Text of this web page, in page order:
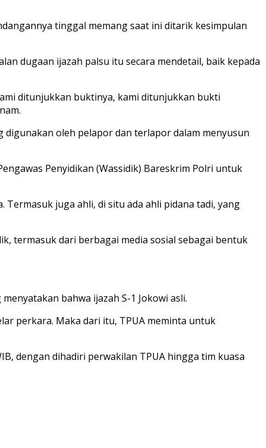
tinggal memang saat ini ditarik kesimpulan
dugaan ijazah palsu itu secara mendetail, baik kepada
ditunjukkan buktinya, kami ditunjukkan bukti
oleh pelapor dan terlapor dalam menyusun
Penyidikan (Wassidik) Bareskrim Polri untuk
juga ahli, di situ ada ahli pidana tadi, yang
termasuk dari berbagai media sosial sebagai bentuk
bahwa ijazah S-1 Jokowi asli.
perkara. Maka dari itu, TPUA meminta untuk
dengan dihadiri perwakilan TPUA hingga tim kuasa